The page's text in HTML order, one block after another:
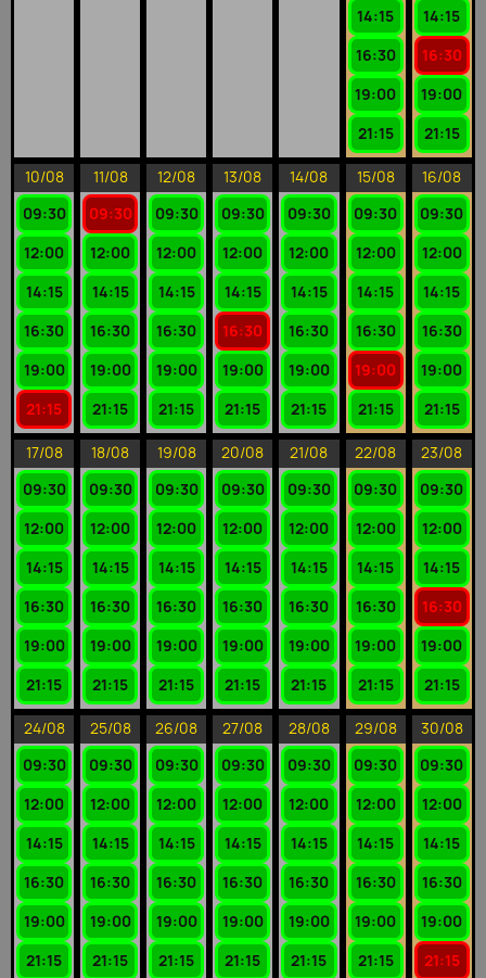
14:15
16:30
19:00
21:15
14:15
16:30
19:00
21:15
10/08
09:30
12:00
14:15
16:30
19:00
21:15
11/08
09:30
12:00
14:15
16:30
19:00
21:15
12/08
09:30
12:00
14:15
16:30
19:00
21:15
13/08
09:30
12:00
14:15
16:30
19:00
21:15
14/08
09:30
12:00
14:15
16:30
19:00
21:15
15/08
09:30
12:00
14:15
16:30
19:00
21:15
16/08
09:30
12:00
14:15
16:30
19:00
21:15
17/08
09:30
12:00
14:15
16:30
19:00
21:15
18/08
09:30
12:00
14:15
16:30
19:00
21:15
19/08
09:30
12:00
14:15
16:30
19:00
21:15
20/08
09:30
12:00
14:15
16:30
19:00
21:15
21/08
09:30
12:00
14:15
16:30
19:00
21:15
22/08
09:30
12:00
14:15
16:30
19:00
21:15
23/08
09:30
12:00
14:15
16:30
19:00
21:15
24/08
09:30
12:00
14:15
16:30
19:00
21:15
25/08
09:30
12:00
14:15
16:30
19:00
21:15
26/08
09:30
12:00
14:15
16:30
19:00
21:15
27/08
09:30
12:00
14:15
16:30
19:00
21:15
28/08
09:30
12:00
14:15
16:30
19:00
21:15
29/08
09:30
12:00
14:15
16:30
19:00
21:15
30/08
09:30
12:00
14:15
16:30
19:00
21:15